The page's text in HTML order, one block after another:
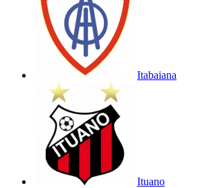
Itabaiana
Ituano